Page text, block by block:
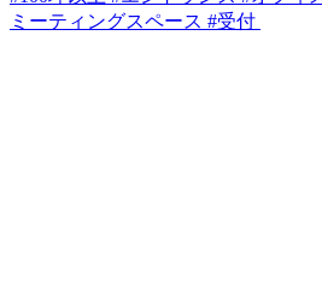
ミーティングスペース #受付